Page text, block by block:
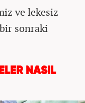
ve lekesiz
sonraki
NASIL